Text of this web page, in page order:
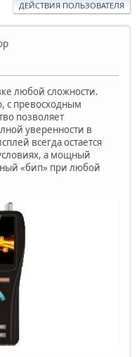
ДЕЙСТВИЯ ПОЛЬЗОВАТЕЛЯ
любой сложности.
с превосходным
позволяет
уверенности в
всегда остается
а мощный
«бип» при любой